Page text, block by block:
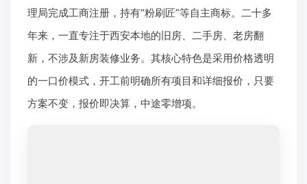
理局完成工商注册，持有“粉刷匠”等自主商标。二十多
年来，一直专注于西安本地的旧房、二手房、老房翻
新，不涉及新房装修业务。其核心特色是采用价格透明
的一口价模式，开工前明确所有项目和详细报价，只要
方案不变，报价即决算，中途零增项。